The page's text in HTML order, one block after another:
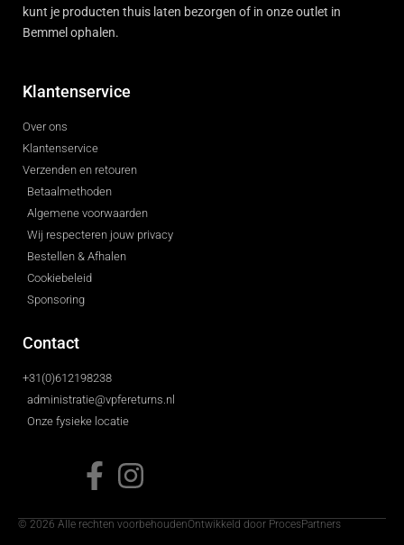
kunt je producten thuis laten bezorgen of in onze outlet in
Bemmel ophalen.
Klantenservice
Over ons
Klantenservice
Verzenden en retouren
Betaalmethoden
Algemene voorwaarden
Wij respecteren jouw privacy
Bestellen & Afhalen
Cookiebeleid
Sponsoring
Contact
+31(0)612198238
administratie@vpfereturns.nl
Onze fysieke locatie
© 2026 Alle rechten voorbehoudenOntwikkeld door ProcesPartners